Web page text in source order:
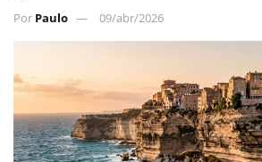
Por Paulo 09/abr/2026